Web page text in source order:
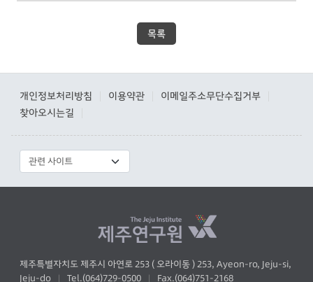
목록
개인정보처리방침 이용약관 이메일주소무단수집거부
찾아오시는길
제주특별자치도 제주시 아연로 253 ( 오라이동 ) 253, Ayeon-ro, Jeju-si,
Jeju-do
| Tel.(064)729-0500 | Fax.(064)751-2168